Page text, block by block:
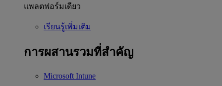
แพลตฟอร์มเดียว
เรียนรู้เพิ่มเติม
การผสานรวมที่สำคัญ
Microsoft Intune